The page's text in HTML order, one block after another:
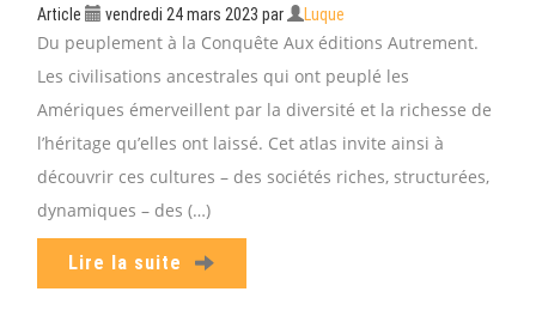
Article vendredi 24 mars 2023 par Luque
Du peuplement à la Conquête Aux éditions Autrement.
Les civilisations ancestrales qui ont peuplé les
Amériques émerveillent par la diversité et la richesse de
l’héritage qu’elles ont laissé. Cet atlas invite ainsi à
découvrir ces cultures – des sociétés riches, structurées,
dynamiques – des (…)
Lire la suite